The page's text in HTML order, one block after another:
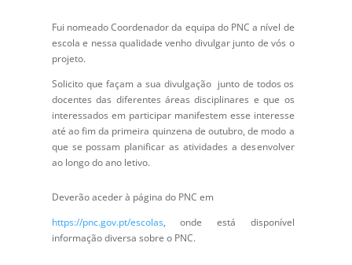
Fui nomeado Coordenador da equipa do PNC a nível de
escola e nessa qualidade venho divulgar junto de vós o
projeto.
Solicito que façam a sua divulgação junto de todos os
docentes das diferentes áreas disciplinares e que os
interessados em participar manifestem esse interesse
até ao fim da primeira quinzena de outubro, de modo a
que se possam planificar as atividades a desenvolver
ao longo do ano letivo.
Deverão aceder à página do PNC em
https://pnc.gov.pt/escolas, onde está disponível
informação diversa sobre o PNC.